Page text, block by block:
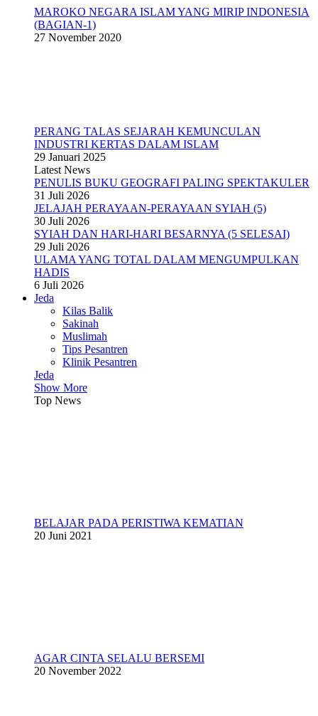
MAROKO NEGARA ISLAM YANG MIRIP INDONESIA
(BAGIAN-1)
27 November 2020
PERANG TALAS SEJARAH KEMUNCULAN
INDUSTRI KERTAS DALAM ISLAM
29 Januari 2025
Latest News
PENULIS BUKU GEOGRAFI PALING SPEKTAKULER
31 Juli 2026
JELAJAH PERAYAAN-PERAYAAN SYIAH (5)
30 Juli 2026
SYIAH DAN HARI-HARI BESARNYA (5 SELESAI)
29 Juli 2026
ULAMA YANG TOTAL DALAM MENGUMPULKAN
HADIS
6 Juli 2026
Jeda
Kilas Balik
Sakinah
Muslimah
Tips Pesantren
Klinik Pesantren
Jeda
Show More
Top News
BELAJAR PADA PERISTIWA KEMATIAN
20 Juni 2021
AGAR CINTA SELALU BERSEMI
20 November 2022